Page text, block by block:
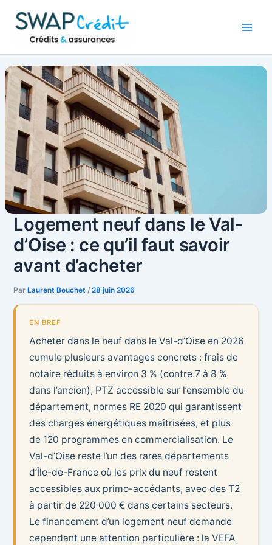
contenu
Logement neuf dans le Val-
d’Oise : ce qu’il faut savoir
avant d’acheter
ParLaurent Bouchet /28 juin 2026
EN BREF
Acheter dans le neuf dans le Val-d’Oise en 2026
cumule plusieurs avantages concrets : frais de
notaire réduits à environ 3 % (contre 7 à 8 %
dans l’ancien), PTZ accessible sur l’ensemble du
département, normes RE 2020 qui garantissent
des charges énergétiques maîtrisées, et plus
de 120 programmes en commercialisation. Le
Val-d’Oise reste l’un des rares départements
d’Île-de-France où les prix du neuf restent
accessibles aux primo-accédants, avec des T2
à partir de 220 000 € dans certains secteurs.
Le financement d’un logement neuf demande
cependant une attention particulière : la VEFA